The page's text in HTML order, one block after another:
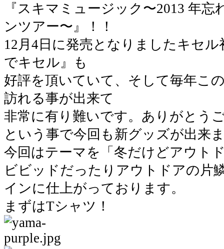
『スキマミュージック〜2013 年忘
ンツアー〜』！！
12月4日に発売となりましたキセ
でキセル』も
好評を頂いていて、そして毎年こ
訪れる事が出来て
非常に有り難いです。ありがとう
という事で今回も新グッズが出来
今回はテーマを「冬だけどアウト
ビビッドだったりアウトドアの片
インに仕上がっております。
まずはTシャツ！